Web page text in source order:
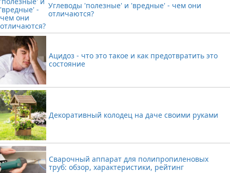
Углеводы 'полезные' и 'вредные' - чем они
отличаются?
Ацидоз - что это такое и как предотвратить это
состояние
Декоративный колодец на даче своими руками
Сварочный аппарат для полипропиленовых
труб: обзор, характеристики, рейтинг